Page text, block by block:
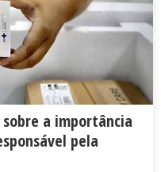
a importância
pela